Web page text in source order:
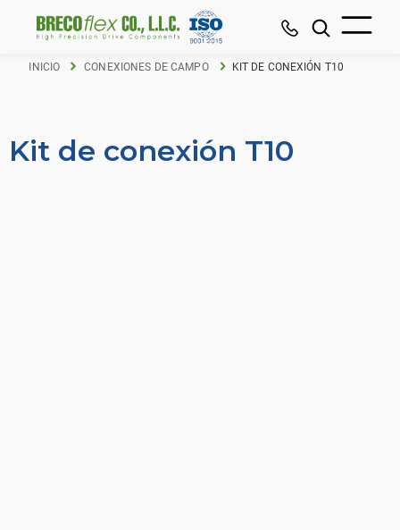
INICIO CONEXIONES DE CAMPO KIT DE CONEXIÓN T10
Kit de conexión T10